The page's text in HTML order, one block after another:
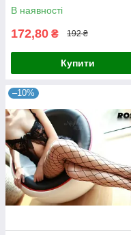
В наявності
172,80 ₴ 192 ₴
Купити
–10%